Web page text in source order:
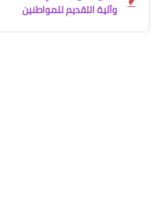
وآلية التقديم للمواطنين